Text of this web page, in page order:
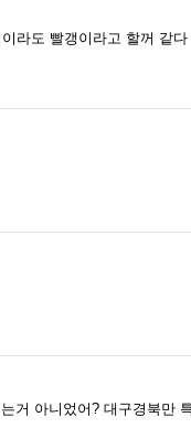
라도 빨갱이라고 할꺼 같다
거 아니었어? 대구경북만